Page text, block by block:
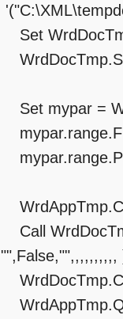
Set
Set mypar =
Call
"",False,"",,,,,,,,,,